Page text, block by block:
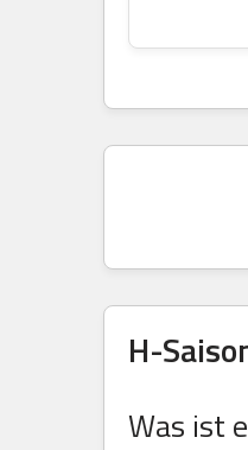
H-
Was ist